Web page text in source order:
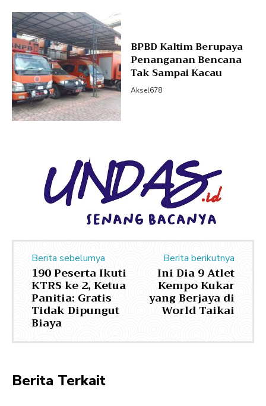
BPBD Kaltim Berupaya
Penanganan Bencana
Tak Sampai Kacau
Aksel678
Berita sebelumya
190 Peserta Ikuti
KTRS ke 2, Ketua
Panitia: Gratis
Tidak Dipungut
Biaya
Berita berikutnya
Ini Dia 9 Atlet
Kempo Kukar
yang Berjaya di
World Taikai
Berita Terkait